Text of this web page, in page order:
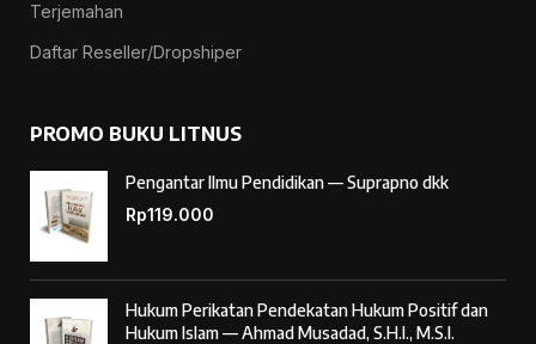
Terjemahan
Daftar Reseller/Dropshiper
PROMO BUKU LITNUS
Pengantar Ilmu Pendidikan — Suprapno dkk
Rp119.000
Hukum Perikatan Pendekatan Hukum Positif dan
Hukum Islam — Ahmad Musadad, S.H.I., M.S.I.